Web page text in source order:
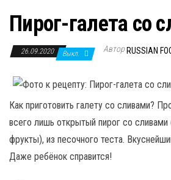
Пирог-галета со
26.09.2020 Выкл. Автор RUSSIAN
Как приготовить галету со сливами?
всего лишь открытый пирог со
фрукты), из песочного теста.
Даже ребёнок справится!